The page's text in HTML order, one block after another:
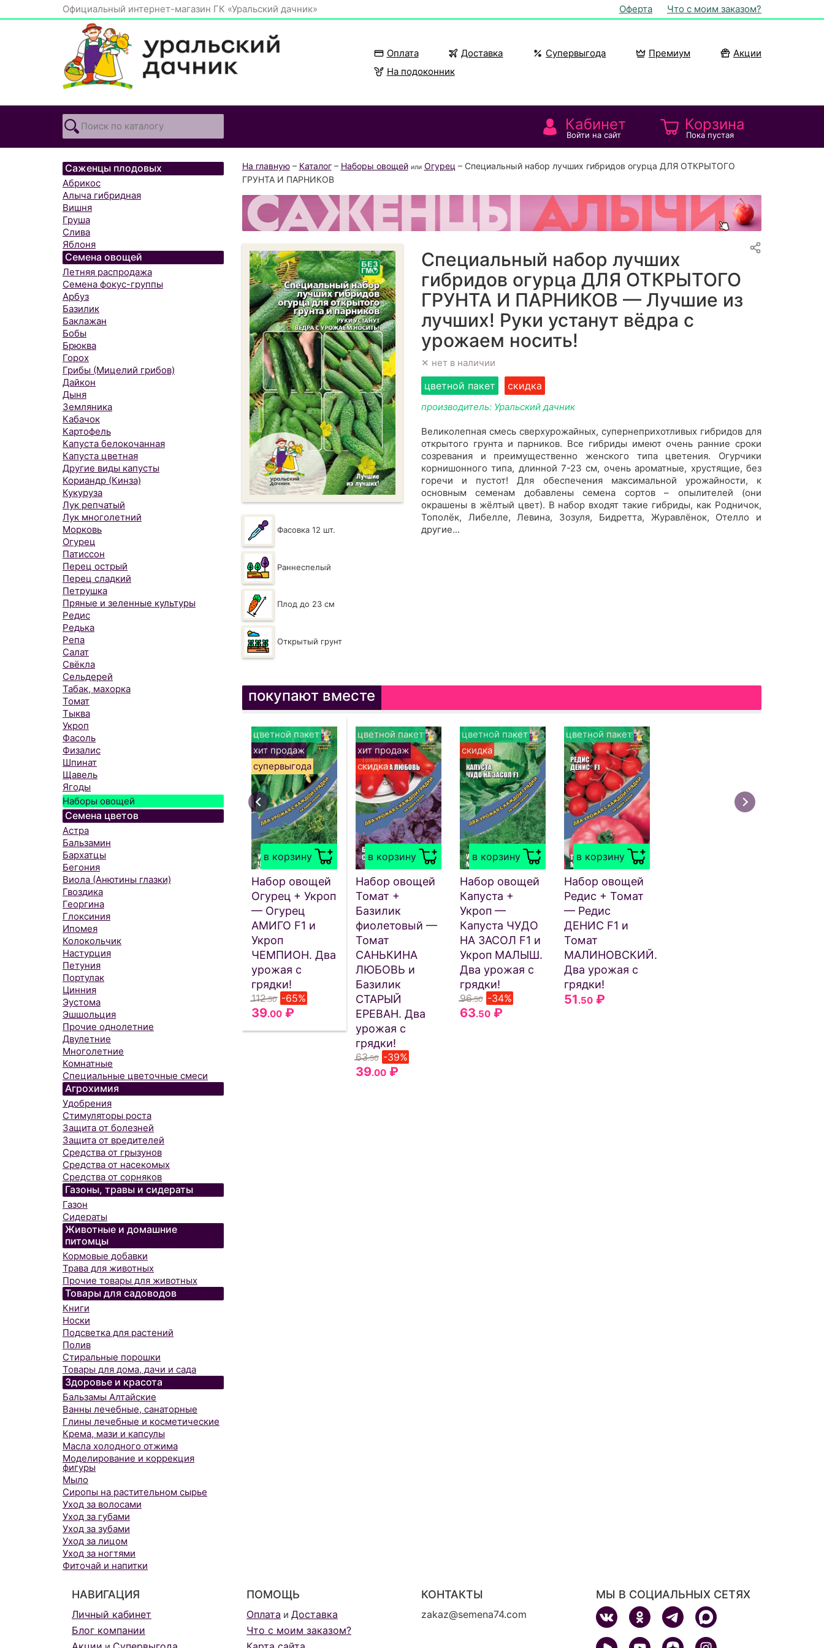
Официальный интернет-магазин ГК «Уральский дачник» Оферта Что с моим заказом?
Оплата Доставка Супервыгода Премиум
Акции
На подоконник
Кабинет
Войти на сайт
Корзина
Пока пустая
Саженцы плодовых
Абрикос
Алыча гибридная
Вишня
Груша
Слива
Яблоня
Семена овощей
Летняя распродажа
Семена фокус-группы
Арбуз
Базилик
Баклажан
Бобы
Брюква
Горох
Грибы (Мицелий грибов)
Дайкон
Дыня
Земляника
Кабачок
Картофель
Капуста белокочанная
Капуста цветная
Другие виды капусты
Кориандр (Кинза)
Кукуруза
Лук репчатый
Лук многолетний
Морковь
Огурец
Патиссон
Перец острый
Перец сладкий
Петрушка
Пряные и зеленные культуры
Редис
Редька
Репа
Салат
Свёкла
Сельдерей
Табак, махорка
Томат
Тыква
Укроп
Фасоль
Физалис
Шпинат
Щавель
Ягоды
Наборы овощей
Семена цветов
Астра
Бальзамин
Бархатцы
Бегония
Виола (Анютины глазки)
Гвоздика
Георгина
Глоксиния
Ипомея
Колокольчик
Настурция
Петуния
Портулак
Цинния
Эустома
Эшшольция
Прочие однолетние
Двулетние
Многолетние
Комнатные
Специальные цветочные смеси
Агрохимия
Удобрения
Стимуляторы роста
Защита от болезней
Защита от вредителей
Средства от грызунов
Средства от насекомых
Средства от сорняков
Газоны, травы и сидераты
Газон
Сидераты
Животные и домашние
питомцы
Кормовые добавки
Трава для животных
Прочие товары для животных
Товары для садоводов
Книги
Носки
Подсветка для растений
Полив
Стиральные порошки
Товары для дома, дачи и сада
Здоровье и красота
Бальзамы Алтайские
Ванны лечебные, санаторные
Глины лечебные и косметические
Крема, мази и капсулы
Масла холодного отжима
Моделирование и коррекция
фигуры
Мыло
Сиропы на растительном сырье
Уход за волосами
Уход за губами
Уход за зубами
Уход за лицом
Уход за ногтями
Фиточай и напитки
На главную– Каталог– Наборы овощей или Огурец – Специальный набор лучших гибридов огурца ДЛЯ ОТКРЫТОГО
ГРУНТА И ПАРНИКОВ
Фасовка 12 шт.
Раннеспелый
Плод до 23 см
Открытый грунт
Специальный набор лучших
гибридов огурца ДЛЯ ОТКРЫТОГО
ГРУНТА И ПАРНИКОВ — Лучшие из
лучших! Руки устанут вёдра с
урожаем носить!
✕ нет в наличии
цветной пакет скидка
производитель: Уральский дачник
Великолепная смесь сверхурожайных, супернеприхотливых гибридов для
открытого грунта и парников. Все гибриды имеют очень ранние сроки
созревания и преимущественно женского типа цветения. Огурчики
корнишонного типа, длинной 7-23 см, очень ароматные, хрустящие, без
горечи и пустот! Для обеспечения максимальной урожайности, к
основным семенам добавлены семена сортов – опылителей (они
окрашены в жёлтый цвет). В набор входят такие гибриды, как Родничок,
Тополёк, Либелле, Левина, Зозуля, Бидретта, Журавлёнок, Отелло и
другие...
покупают вместе
в корзину
цветной пакет
хит продаж
супервыгода
Набор овощей
Огурец + Укроп
— Огурец
АМИГО F1 и
Укроп
ЧЕМПИОН. Два
урожая с
грядки!
112.50 -65%
39.00₽
в корзину
цветной пакет
хит продаж
скидка
Набор овощей
Томат +
Базилик
фиолетовый —
Томат
САНЬКИНА
ЛЮБОВЬ и
Базилик
СТАРЫЙ
ЕРЕВАН. Два
урожая с
грядки!
63.50 -39%
39.00₽
в корзину
цветной пакет
скидка
Набор овощей
Капуста +
Укроп —
Капуста ЧУДО
НА ЗАСОЛ F1 и
Укроп МАЛЫШ.
Два урожая с
грядки!
96.50 -34%
63.50₽
в корзину
цветной пакет
Набор овощей
Редис + Томат
— Редис
ДЕНИС F1 и
Томат
МАЛИНОВСКИЙ.
Два урожая с
грядки!
51.50₽
НАВИГАЦИЯ
Личный кабинет
Блог компании
ПОМОЩЬ
Оплата и Доставка
Что с моим заказом?
КОНТАКТЫ
zakaz@semena74.com
МЫ В СОЦИАЛЬНЫХ СЕТЯХ